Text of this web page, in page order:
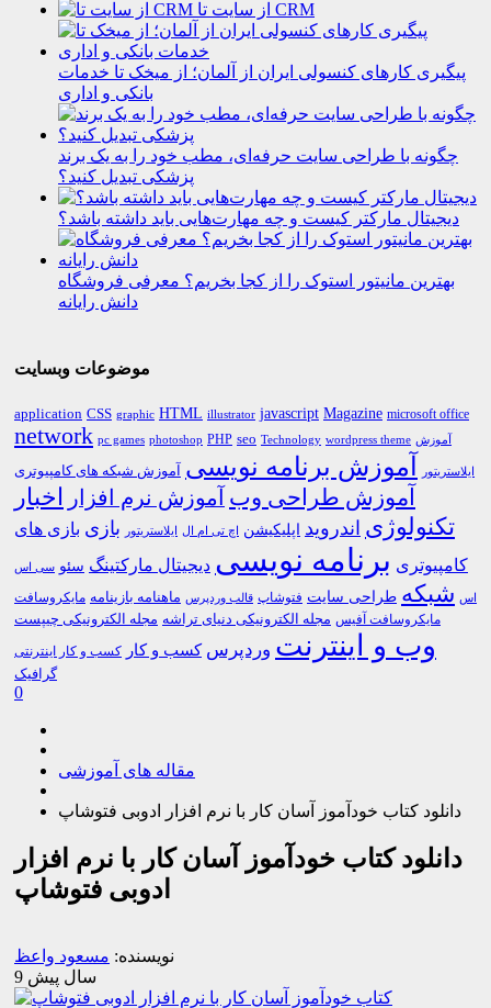
از سایت تا CRM
پیگیری کارهای کنسولی ایران از آلمان؛ از میخک تا خدمات
بانکی و اداری
چگونه با طراحی سایت حرفه‌ای، مطب خود را به یک برند
پزشکی تبدیل کنید؟
دیجیتال مارکتر کیست و چه مهارت‌هایی باید داشته باشد؟
بهترین مانیتور استوک را از کجا بخریم؟ معرفی فروشگاه
دانش رایانه
موضوعات وبسایت
application CSS graphic HTML illustrator javascript Magazine microsoft office
network pc games photoshop PHP seo Technology wordpress theme آموزش
ایلاستریتور آموزش برنامه نویسی آموزش شبکه های کامپیوتری
آموزش طراحی وب آموزش نرم افزار اخبار
تکنولوژی اندروید اپلیکیشن اچ تی ام ال ایلاستریتور بازی بازی های
کامپیوتری برنامه نویسی دیجیتال مارکتینگ سئو سی اس
اس شبکه طراحی سایت فتوشاپ قالب وردپرس ماهنامه بازینامه مایکروسافت
مایکروسافت آفیس مجله الکترونیکی دنیای تراشه مجله الکترونیکی چیپست
وب و اینترنت وردپرس کسب و کار کسب و کار اینترنتی
گرافیک
0
مقاله های آموزشی
دانلود کتاب خودآموز آسان کار با نرم افزار ادوبی فتوشاپ
دانلود کتاب خودآموز آسان کار با نرم افزار
ادوبی فتوشاپ
نویسنده: مسعود واعظ
9 سال پیش